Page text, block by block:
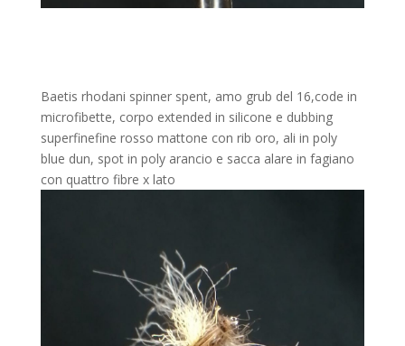
Baetis rhodani spinner spent, amo grub del 16,code in
microfibette, corpo extended in silicone e dubbing
superfinefine rosso mattone con rib oro, ali in poly
blue dun, spot in poly arancio e sacca alare in fagiano
con quattro fibre x lato